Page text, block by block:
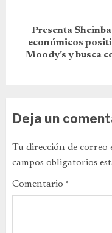
Presenta
económicos
Moody’s y busca
Deja un
Tu dirección de correo
campos obligatorios
Comentario *